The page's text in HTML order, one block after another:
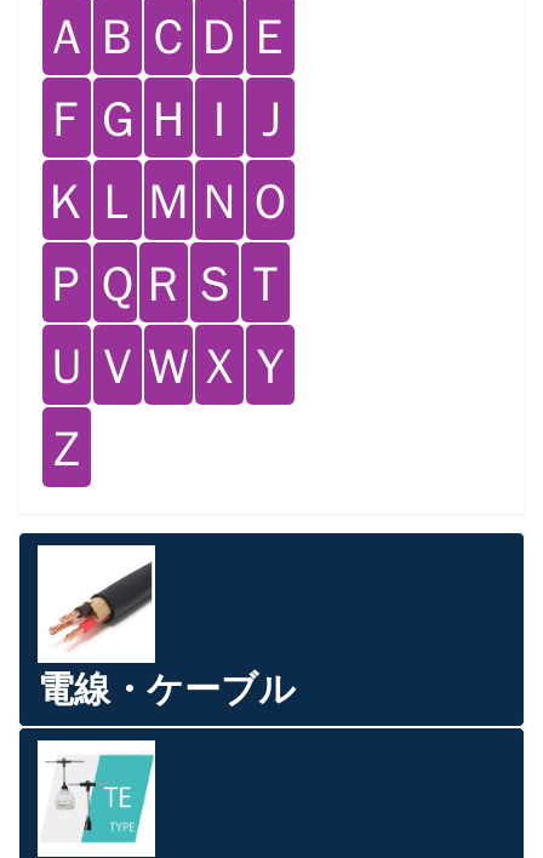
Ａ Ｂ Ｃ Ｄ Ｅ
Ｆ Ｇ Ｈ Ｉ Ｊ
Ｋ Ｌ Ｍ Ｎ Ｏ
Ｐ Ｑ Ｒ Ｓ Ｔ
Ｕ Ｖ Ｗ Ｘ Ｙ
Ｚ
電線・ケーブル